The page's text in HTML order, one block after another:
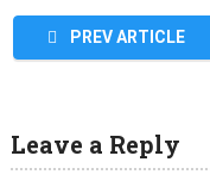
PREV ARTICLE
Leave a Reply